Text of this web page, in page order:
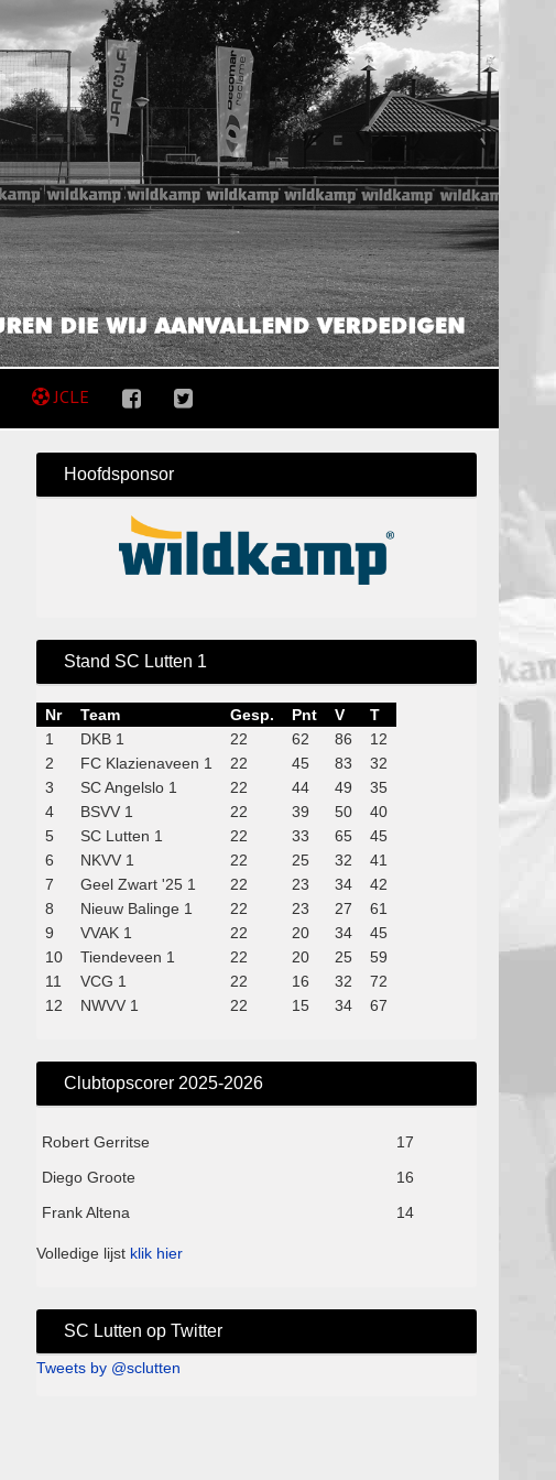
JCLE
Hoofdsponsor
Stand SC Lutten 1
Nr Team Gesp. Pnt V
T
1
DKB 1 22 62 86
12
2
FC Klazienaveen 1 22 45 83
32
3
SC Angelslo 1 22 44 49
35
4
BSVV 1 22 39 50
40
5
SC Lutten 1 22 33 65
45
6
NKVV 1 22 25 32
41
7
Geel Zwart '25 1 22 23 34
42
8
Nieuw Balinge 1 22 23 27
61
9
VVAK 1 22 20 34
45
10
Tiendeveen 1 22 20 25
59
11
VCG 1 22 16 32
72
12
NWVV 1 22 15 34 67
Clubtopscorer 2025-2026
Robert Gerritse
17
Diego Groote
16
Frank Altena
14
Volledige lijst klik hier
SC Lutten op Twitter
Tweets by @sclutten